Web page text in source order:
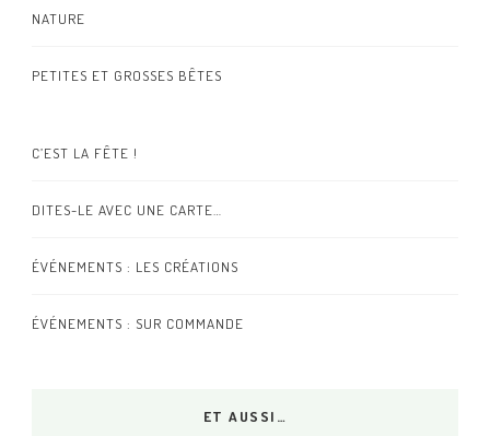
NATURE
PETITES ET GROSSES BÊTES
C’EST LA FÊTE !
DITES-LE AVEC UNE CARTE…
ÉVÉNEMENTS : LES CRÉATIONS
ÉVÉNEMENTS : SUR COMMANDE
ET AUSSI…